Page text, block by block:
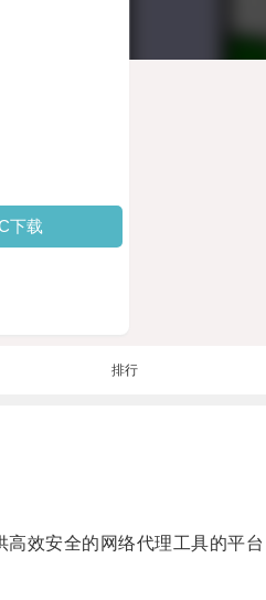
下载
排行
效安全的网络代理工具的平